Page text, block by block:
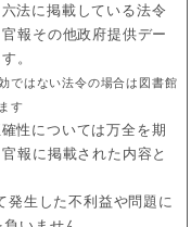
法に掲載している法令
報その他政府提供デー
。
ではない法令の場合は図書館
す
性については万全を期
報に掲載された内容と
生した不利益や問題に